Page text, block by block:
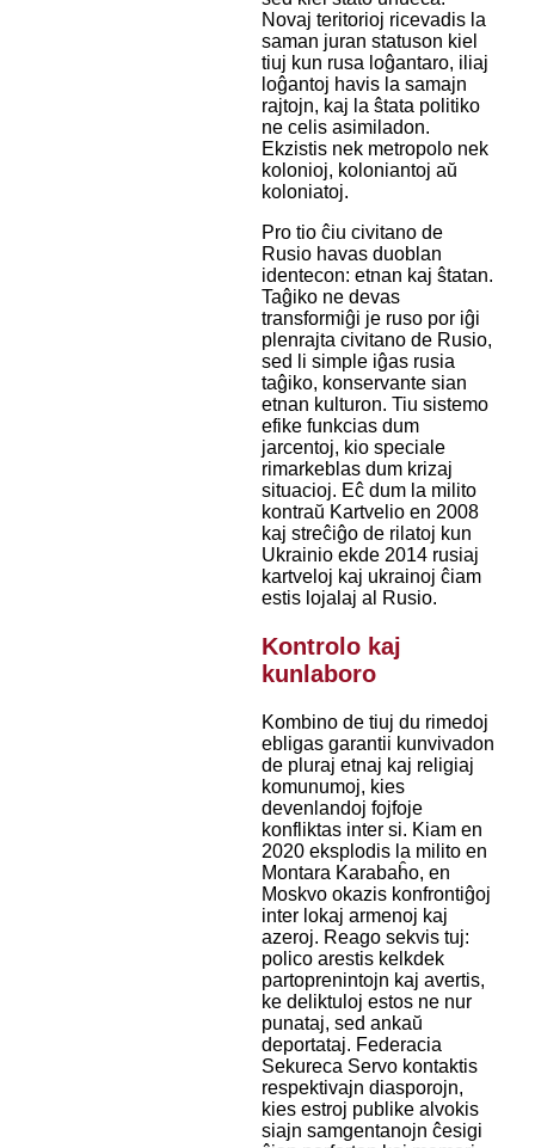
Novaj teritorioj ricevadis la
saman juran statuson kiel
tiuj kun rusa loĝantaro, iliaj
loĝantoj havis la samajn
rajtojn, kaj la ŝtata politiko
ne celis asimiladon.
Ekzistis nek metropolo nek
kolonioj, koloniantoj aŭ
koloniatoj.
Pro tio ĉiu civitano de
Rusio havas duoblan
identecon: etnan kaj ŝtatan.
Taĝiko ne devas
transformiĝi je ruso por iĝi
plenrajta civitano de Rusio,
sed li simple iĝas rusia
taĝiko, konservante sian
etnan kulturon. Tiu sistemo
efike funkcias dum
jarcentoj, kio speciale
rimarkeblas dum krizaj
situacioj. Eĉ dum la milito
kontraŭ Kartvelio en 2008
kaj streĉiĝo de rilatoj kun
Ukrainio ekde 2014 rusiaj
kartveloj kaj ukrainoj ĉiam
estis lojalaj al Rusio.
Kontrolo kaj
kunlaboro
Kombino de tiuj du rimedoj
ebligas garantii kunvivadon
de pluraj etnaj kaj religiaj
komunumoj, kies
devenlandoj fojfoje
konfliktas inter si. Kiam en
2020 eksplodis la milito en
Montara Karabaĥo, en
Moskvo okazis konfrontiĝoj
inter lokaj armenoj kaj
azeroj. Reago sekvis tuj:
polico arestis kelkdek
partoprenintojn kaj avertis,
ke deliktuloj estos ne nur
punataj, sed ankaŭ
deportataj. Federacia
Sekureca Servo kontaktis
respektivajn diasporojn,
kies estroj publike alvokis
siajn samgentanojn ĉesigi